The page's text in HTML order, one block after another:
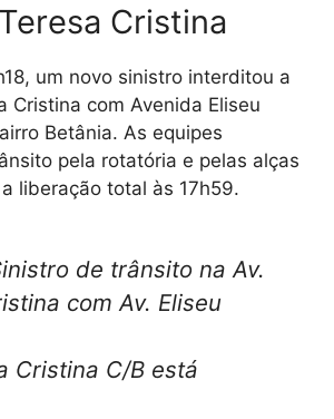
Cristina
um novo sinistro interditou a
Cristina com Avenida Eliseu
Betânia. As equipes
pela rotatória e pelas alças
liberação total às 17h59.
de trânsito na Av.
com Av. Eliseu
Cristina C/B está